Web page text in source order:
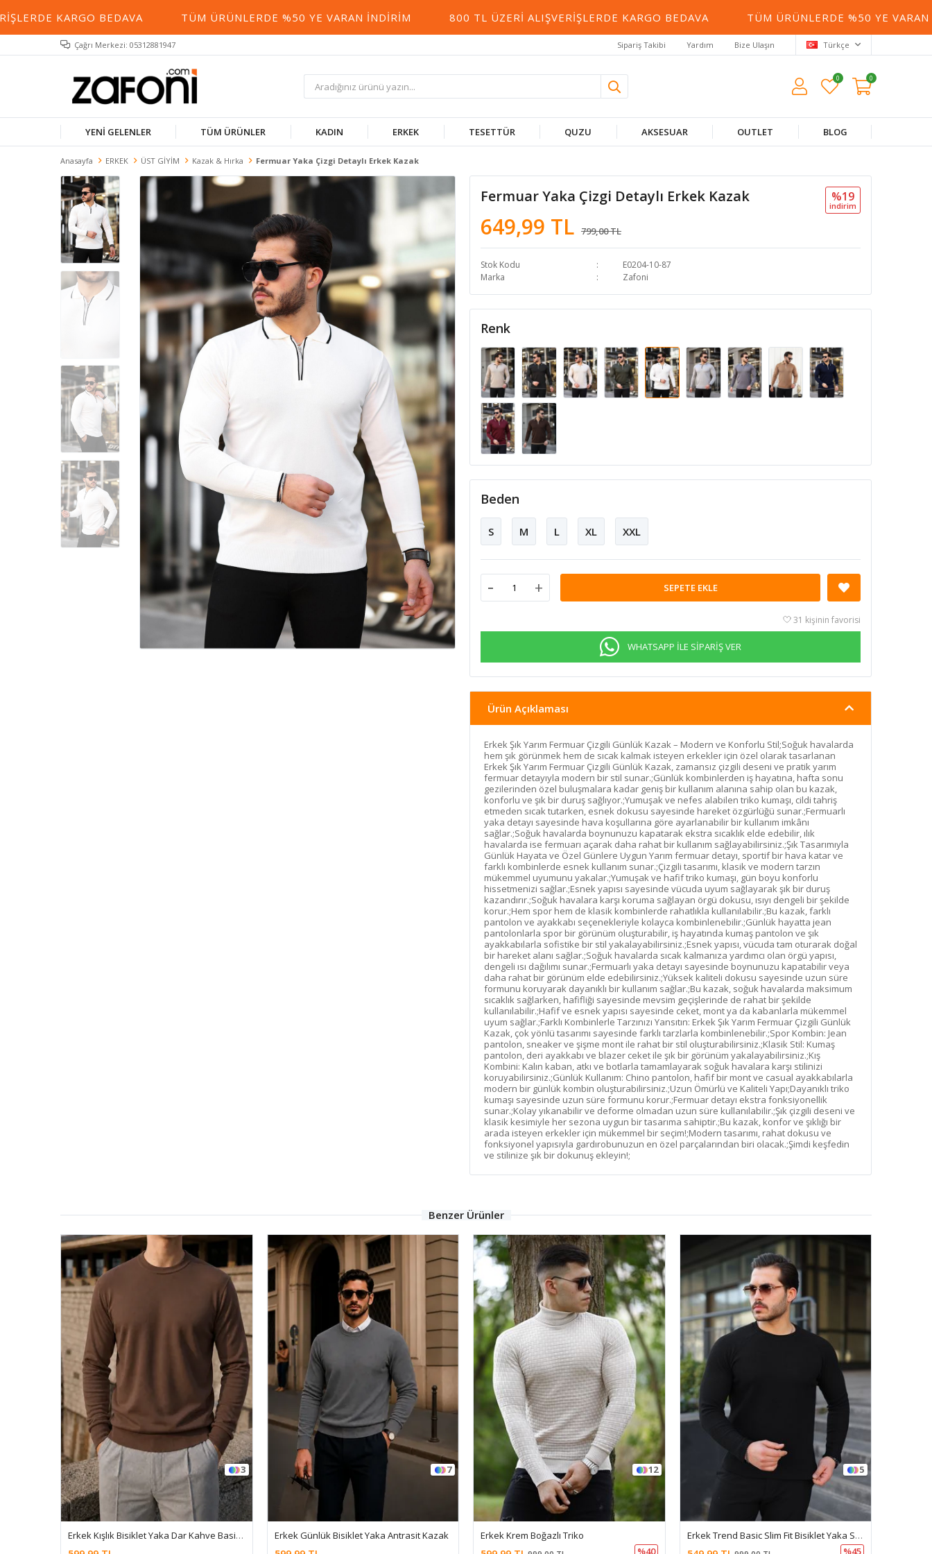
KARGO BEDAVA TÜM ÜRÜNLERDE %50 YE VARAN İNDIRIM 800 TL ÜZERI ALIŞVERIŞLERDE KARGO BEDAVA TÜM ÜRÜNLERDE %50 YE VARAN
Çağrı Merkezi: 05312881947 Sipariş Takibi Yardım Bize Ulaşın Türkçe
0 0
YENİ GELENLER TÜM ÜRÜNLER KADIN ERKEK TESETTÜR QUZU AKSESUAR OUTLET BLOG
Anasayfa ERKEK ÜST GİYİM Kazak & Hırka Fermuar Yaka Çizgi Detaylı Erkek Kazak
Fermuar Yaka Çizgi Detaylı Erkek Kazak
649,99 TL 799,00 TL
%19
i̇ndi̇ri̇m
Stok Kodu
E0204-10-87
Marka
Zafoni
Renk
Beden
S M L XL XXL
- + SEPETE EKLE
31 kişinin favorisi
WHATSAPP İLE SİPARİŞ VER
Ürün Açıklaması
Erkek Şık Yarım Fermuar Çizgili Günlük Kazak – Modern ve Konforlu Stil;Soğuk havalarda
hem şık görünmek hem de sıcak kalmak isteyen erkekler için özel olarak tasarlanan
Erkek Şık Yarım Fermuar Çizgili Günlük Kazak, zamansız çizgili deseni ve pratik yarım
fermuar detayıyla modern bir stil sunar.;Günlük kombinlerden iş hayatına, hafta sonu
gezilerinden özel buluşmalara kadar geniş bir kullanım alanına sahip olan bu kazak,
konforlu ve şık bir duruş sağlıyor.;Yumuşak ve nefes alabilen triko kumaşı, cildi tahriş
etmeden sıcak tutarken, esnek dokusu sayesinde hareket özgürlüğü sunar.;Fermuarlı
yaka detayı sayesinde hava koşullarına göre ayarlanabilir bir kullanım imkânı
sağlar.;Soğuk havalarda boynunuzu kapatarak ekstra sıcaklık elde edebilir, ılık
havalarda ise fermuarı açarak daha rahat bir kullanım sağlayabilirsiniz.;Şık Tasarımıyla
Günlük Hayata ve Özel Günlere Uygun Yarım fermuar detayı, sportif bir hava katar ve
farklı kombinlerde esnek kullanım sunar.;Çizgili tasarımı, klasik ve modern tarzın
mükemmel uyumunu yakalar.;Yumuşak ve hafif triko kumaşı, gün boyu konforlu
hissetmenizi sağlar.;Esnek yapısı sayesinde vücuda uyum sağlayarak şık bir duruş
kazandırır.;Soğuk havalara karşı koruma sağlayan örgü dokusu, ısıyı dengeli bir şekilde
korur.;Hem spor hem de klasik kombinlerde rahatlıkla kullanılabilir.;Bu kazak, farklı
pantolon ve ayakkabı seçenekleriyle kolayca kombinlenebilir.;Günlük hayatta jean
pantolonlarla spor bir görünüm oluşturabilir, iş hayatında kumaş pantolon ve şık
ayakkabılarla sofistike bir stil yakalayabilirsiniz.;Esnek yapısı, vücuda tam oturarak doğal
bir hareket alanı sağlar.;Soğuk havalarda sıcak kalmanıza yardımcı olan örgü yapısı,
dengeli ısı dağılımı sunar.;Fermuarlı yaka detayı sayesinde boynunuzu kapatabilir veya
daha rahat bir görünüm elde edebilirsiniz.;Yüksek kaliteli dokusu sayesinde uzun süre
formunu koruyarak dayanıklı bir kullanım sağlar.;Bu kazak, soğuk havalarda maksimum
sıcaklık sağlarken, hafifliği sayesinde mevsim geçişlerinde de rahat bir şekilde
kullanılabilir.;Hafif ve esnek yapısı sayesinde ceket, mont ya da kabanlarla mükemmel
uyum sağlar.;Farklı Kombinlerle Tarzınızı Yansıtın: Erkek Şık Yarım Fermuar Çizgili Günlük
Kazak, çok yönlü tasarımı sayesinde farklı tarzlarla kombinlenebilir.;Spor Kombin: Jean
pantolon, sneaker ve şişme mont ile rahat bir stil oluşturabilirsiniz.;Klasik Stil: Kumaş
pantolon, deri ayakkabı ve blazer ceket ile şık bir görünüm yakalayabilirsiniz.;Kış
Kombini: Kalın kaban, atkı ve botlarla tamamlayarak soğuk havalara karşı stilinizi
koruyabilirsiniz.;Günlük Kullanım: Chino pantolon, hafif bir mont ve casual ayakkabılarla
modern bir günlük kombin oluşturabilirsiniz.;Uzun Ömürlü ve Kaliteli Yapı;Dayanıklı triko
kumaşı sayesinde uzun süre formunu korur.;Fermuar detayı ekstra fonksiyonellik
sunar.;Kolay yıkanabilir ve deforme olmadan uzun süre kullanılabilir.;Şık çizgili deseni ve
klasik kesimiyle her sezona uygun bir tasarıma sahiptir.;Bu kazak, konfor ve şıklığı bir
arada isteyen erkekler için mükemmel bir seçim!;Modern tasarımı, rahat dokusu ve
fonksiyonel yapısıyla gardırobunuzun en özel parçalarından biri olacak.;Şimdi keşfedin
ve stilinize şık bir dokunuş ekleyin!;
Benzer Ürünler
7
Erkek Günlük Bisiklet Yaka Antrasit Kazak
12
Erkek Krem Boğazlı Triko
5
%45
6
Erkek Yarım Balıkçı Yaka Pamuklu Antrasit Triko Kazak
%14